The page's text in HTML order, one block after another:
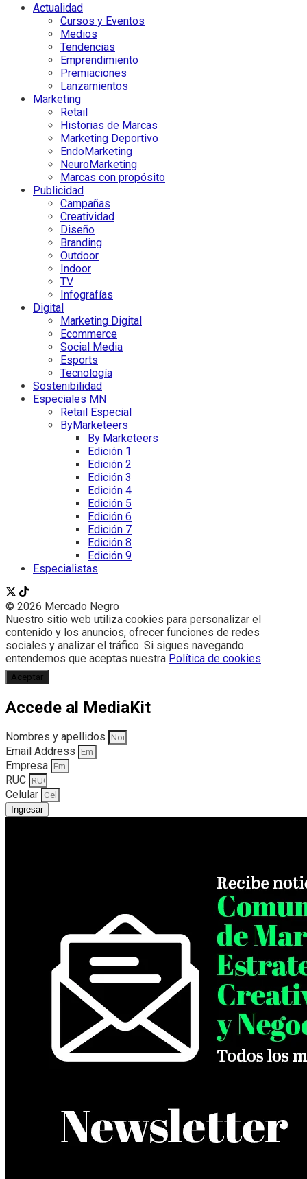
Actualidad
Cursos y Eventos
Medios
Tendencias
Emprendimiento
Premiaciones
Lanzamientos
Marketing
Retail
Historias de Marcas
Marketing Deportivo
EndoMarketing
NeuroMarketing
Marcas con propósito
Publicidad
Campañas
Creatividad
Diseño
Branding
Outdoor
Indoor
TV
Infografías
Digital
Marketing Digital
Ecommerce
Social Media
Esports
Tecnología
Sostenibilidad
Especiales MN
Retail Especial
ByMarketeers
By Marketeers
Edición 1
Edición 2
Edición 3
Edición 4
Edición 5
Edición 6
Edición 7
Edición 8
Edición 9
Especialistas
© 2026 Mercado Negro
Nuestro sitio web utiliza cookies para personalizar el
contenido y los anuncios, ofrecer funciones de redes
sociales y analizar el tráfico. Si sigues navegando
entendemos que aceptas nuestra Política de cookies.
Aceptar
Accede al MediaKit
Nombres y apellidos
Email Address
Empresa
RUC
Celular
Ingresar